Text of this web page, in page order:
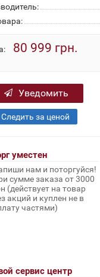
80 999 грн.
Уведомить
Следить за ценой
уместен
нам и поторгуйся!
сумме заказа от 3000
(действует на товар
акций и куплен не в
частями)
сервис центр